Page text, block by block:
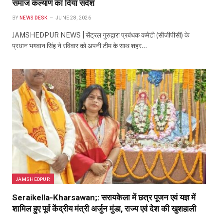
समाज कल्याण का दिया संदेश
BY NEWS DESK JUNE 28, 2026
JAMSHEDPUR NEWS | सेंट्रल गुरुद्वारा प्रबंधक कमेटी (सीजीपीसी) के
प्रधान भगवान सिंह ने रविवार को अपनी टीम के साथ शहर…
JAMSHEDPUR
Seraikella-Kharsawan;: सरायकेला में छत्र पूजन एवं यज्ञ में
शामिल हुए पूर्व केंद्रीय मंत्री अर्जुन मुंडा, राज्य एवं देश की खुशहाली